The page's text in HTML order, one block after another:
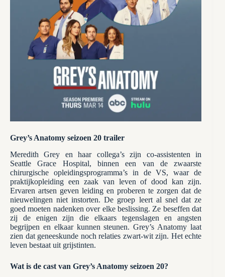
Grey’s Anatomy seizoen 20 trailer
Meredith Grey en haar collega’s zijn co-assistenten in
Seattle Grace Hospital, binnen een van de zwaarste
chirurgische opleidingsprogramma’s in de VS, waar de
praktijkopleiding een zaak van leven of dood kan zijn.
Ervaren artsen geven leiding en proberen te zorgen dat de
nieuwelingen niet instorten. De groep leert al snel dat ze
goed moeten nadenken over elke beslissing. Ze beseffen dat
zij de enigen zijn die elkaars tegenslagen en angsten
begrijpen en elkaar kunnen steunen. Grey’s Anatomy laat
zien dat geneeskunde noch relaties zwart-wit zijn. Het echte
leven bestaat uit grijstinten.
Wat is de cast van Grey’s Anatomy seizoen 20?